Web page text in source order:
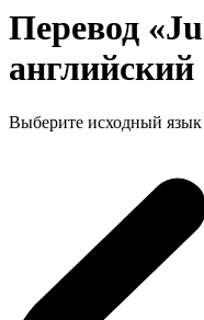
Перевод
английский
Выберите исходный язык